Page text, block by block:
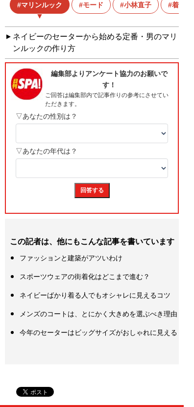
マリンルック モード 小林直子 着こな
ネイビーのセーターから始める定番・男のマリ
ンルックの作り方
この記者は、他にもこんな記事を書いています
ファッションと建築がアツいわけ
スポーツウェアの街着化はどこまで進む？
ネイビーばかり着る人でもオシャレに見えるコツ
メンズのコートは、とにかく大きめを選ぶべき理由
今年のセーターはビッグサイズがおしゃれに見える